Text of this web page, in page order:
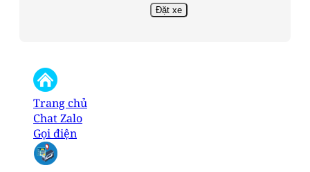
Trang chủ
Chat Zalo
Gọi điện